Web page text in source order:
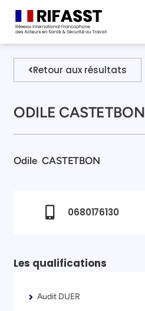
Retour aux résultats
ODILE CASTETBON
Odile CASTETBON
0680176130
Les qualifications
Audit DUER